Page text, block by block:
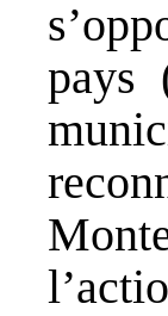
pays